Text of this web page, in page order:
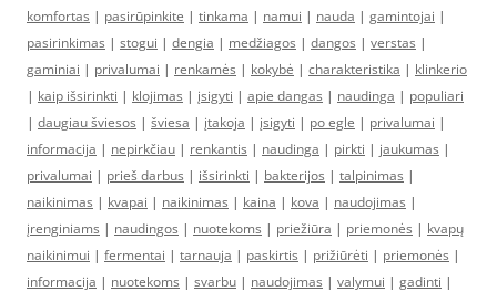
komfortas | pasirūpinkite | tinkama | namui | nauda | gamintojai |
pasirinkimas | stogui | dengia | medžiagos | dangos | verstas |
gaminiai | privalumai | renkamės | kokybė | charakteristika | klinkerio
| kaip išsirinkti | klojimas | įsigyti | apie dangas | naudinga | populiari
| daugiau šviesos | šviesa | įtakoja | įsigyti | po egle | privalumai |
informacija | nepirkčiau | renkantis | naudinga | pirkti | jaukumas |
privalumai | prieš darbus | išsirinkti | bakterijos | talpinimas |
naikinimas | kvapai | naikinimas | kaina | kova | naudojimas |
įrenginiams | naudingos | nuotekoms | priežiūra | priemonės | kvapų
naikinimui | fermentai | tarnauja | paskirtis | prižiūrėti | priemonės |
informacija | nuotekoms | svarbu | naudojimas | valymui | gadinti |